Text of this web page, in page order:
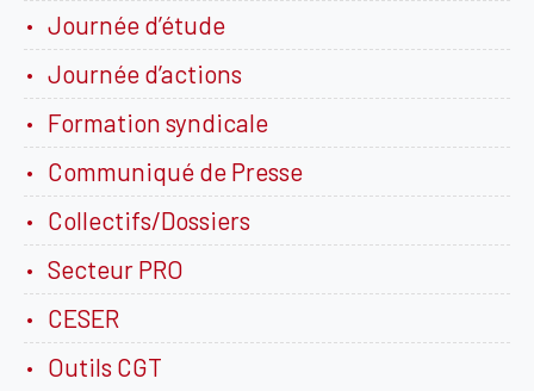
Journée d’étude
Journée d’actions
Formation syndicale
Communiqué de Presse
Collectifs/Dossiers
Secteur PRO
CESER
Outils CGT